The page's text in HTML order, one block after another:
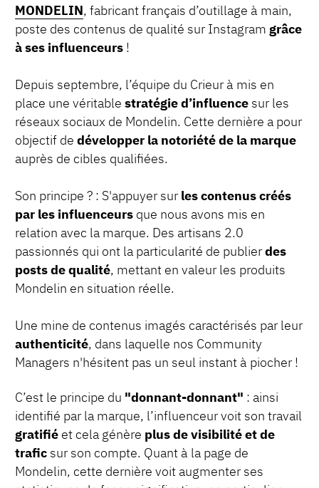
MONDELIN, fabricant français d’outillage à main,
poste des contenus de qualité sur Instagram grâce
à ses influenceurs !
Depuis septembre, l’équipe du Crieur à mis en
place une véritable stratégie d’influence sur les
réseaux sociaux de Mondelin. Cette dernière a pour
objectif de développer la notoriété de la marque
auprès de cibles qualifiées.
Son principe ? : S'appuyer surles contenus créés
par les influenceurs que nous avons mis en
relation avec la marque. Des artisans 2.0
passionnés qui ont la particularité de publierdes
posts de qualité, mettant en valeur les produits
Mondelin en situation réelle.
Une mine de contenus imagés caractérisés par leur
authenticité, dans laquelle nos Community
Managers n'hésitent pas un seul instant à piocher !
C’est le principe du "donnant-donnant" : ainsi
identifié par la marque, l’influenceur voit son travail
gratifié et cela génère plus de visibilité et de
trafic sur son compte. Quant à la page de
Mondelin, cette dernière voit augmenter ses